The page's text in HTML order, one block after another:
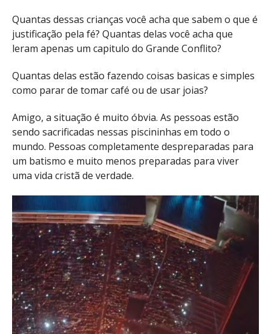
Quantas dessas crianças você acha que sabem o que é
justificação pela fé? Quantas delas você acha que
leram apenas um capitulo do Grande Conflito?
Quantas delas estão fazendo coisas basicas e simples
como parar de tomar café ou de usar joias?
Amigo, a situação é muito óbvia. As pessoas estão
sendo sacrificadas nessas piscininhas em todo o
mundo. Pessoas completamente despreparadas para
um batismo e muito menos preparadas para viver
uma vida cristã de verdade.